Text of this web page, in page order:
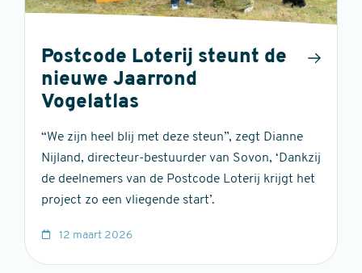
Postcode Loterij steunt de
nieuwe Jaarrond
Vogelatlas
“We zijn heel blij met deze steun”, zegt Dianne
Nijland, directeur-bestuurder van Sovon, ‘Dankzij
de deelnemers van de Postcode Loterij krijgt het
project zo een vliegende start’.
12 maart 2026